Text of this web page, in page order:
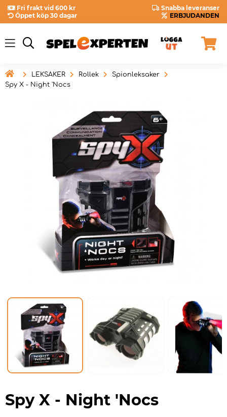
Fri frakt vid 600 kr
Snabba leveranser
Öppet köp 30 dagar
ERBJUDANDEN
 LEKSAKER Rollek
Spionleksaker
Spy X - Night 'Nocs
Spy X - Night 'Nocs